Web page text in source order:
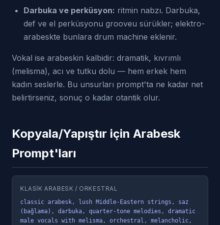
Darbuka ve perküsyon: ritmin nabzı. Darbuka,
def ve el perküsyonu grooveu sürükler; elektro-
arabeskte bunlara drum machine eklenir.
Vokal ise arabeskin kalbidir: dramatik, kıvrımlı
(melisma), acı ve tutku dolu — hem erkek hem
kadın seslerle. Bu unsurları prompt'ta ne kadar net
belirtirseniz, sonuç o kadar otantik olur.
Kopyala/Yapıştır için Arabesk
Prompt'ları
KLASIK ARABESK / ORKESTRAL
classic arabesk, lush Middle-Eastern strings, saz
(bağlama), darbuka, quarter-tone melodies, dramatic
male vocals with melisma, orchestral, melancholic,